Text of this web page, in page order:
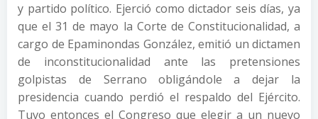
y partido político. Ejerció como dictador seis días, ya
que el 31 de mayo la Corte de Constitucionalidad, a
cargo de Epaminondas González, emitió un dictamen
de inconstitucionalidad ante las pretensiones
golpistas de Serrano obligándole a dejar la
presidencia cuando perdió el respaldo del Ejército.
Tuvo entonces el Congreso que elegir a un nuevo